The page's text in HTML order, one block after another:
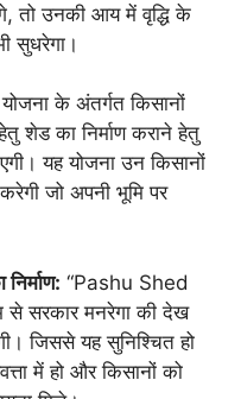
तो उनकी आय में वृद्धि के
सुधरेगा।
के अंतर्गत किसानों
शेड का निर्माण कराने हेतु
यह योजना उन किसानों
जो अपनी भूमि पर
“Pashu Shed
सरकार मनरेगा की देख
जिससे यह सुनिश्चित हो
में हो और किसानों को